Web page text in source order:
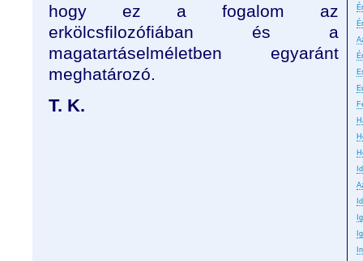
hogy ez a fogalom az
erkölcsfilozófiában és a
magatartáselméletben egyaránt
meghatározó.
T. K.